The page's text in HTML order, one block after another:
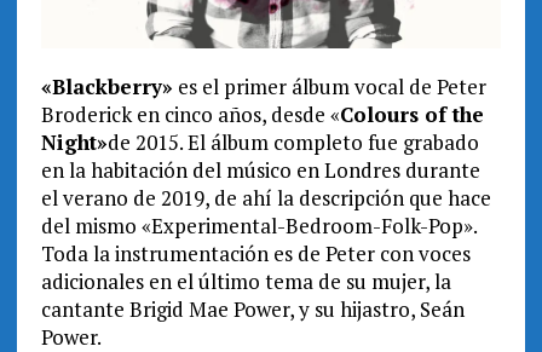
«Blackberry» es el primer álbum vocal de Peter
Broderick en cinco años, desde «Colours of the
Night»de 2015. El álbum completo fue grabado
en la habitación del músico en Londres durante
el verano de 2019, de ahí la descripción que hace
del mismo «Experimental-Bedroom-Folk-Pop».
Toda la instrumentación es de Peter con voces
adicionales en el último tema de su mujer, la
cantante Brigid Mae Power, y su hijastro, Seán
Power.